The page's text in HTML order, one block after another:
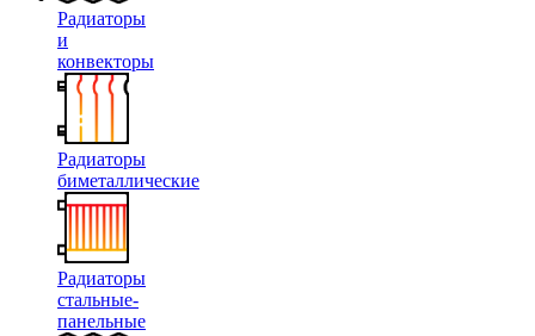
Радиаторы
и
конвекторы
Радиаторы
биметаллические
Радиаторы
стальные-
панельные